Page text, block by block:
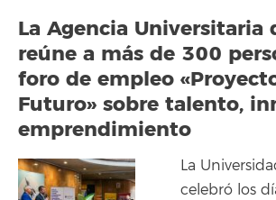
La Agencia Universitaria
reúne a más de 300
foro de empleo
Futuro» sobre talento,
emprendimiento
La
celebró los